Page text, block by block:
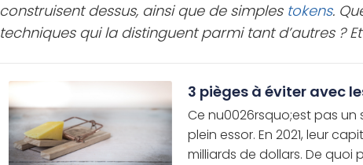
construisent dessus, ainsi que de simples tokens.
techniques qui la distinguent parmi tant d’autres ?
3 pièges à éviter avec
Ce nu0026rsquo;est pas
plein essor. En 2021, leur
milliards de dollars. De quoi